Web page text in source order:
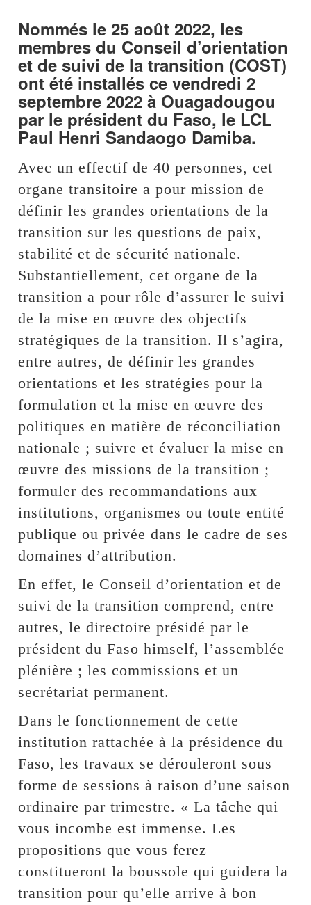
Nommés le 25 août 2022, les
membres du Conseil d’orientation
et de suivi de la transition (COST)
ont été installés ce vendredi 2
septembre 2022 à Ouagadougou
par le président du Faso, le LCL
Paul Henri Sandaogo Damiba.
Avec un effectif de 40 personnes, cet
organe transitoire a pour mission de
définir les grandes orientations de la
transition sur les questions de paix,
stabilité et de sécurité nationale.
Substantiellement, cet organe de la
transition a pour rôle d’assurer le suivi
de la mise en œuvre des objectifs
stratégiques de la transition. Il s’agira,
entre autres, de définir les grandes
orientations et les stratégies pour la
formulation et la mise en œuvre des
politiques en matière de réconciliation
nationale ; suivre et évaluer la mise en
œuvre des missions de la transition ;
formuler des recommandations aux
institutions, organismes ou toute entité
publique ou privée dans le cadre de ses
domaines d’attribution.
En effet, le Conseil d’orientation et de
suivi de la transition comprend, entre
autres, le directoire présidé par le
président du Faso himself, l’assemblée
plénière ; les commissions et un
secrétariat permanent.
Dans le fonctionnement de cette
institution rattachée à la présidence du
Faso, les travaux se dérouleront sous
forme de sessions à raison d’une saison
ordinaire par trimestre. « La tâche qui
vous incombe est immense. Les
propositions que vous ferez
constitueront la boussole qui guidera la
transition pour qu’elle arrive à bon